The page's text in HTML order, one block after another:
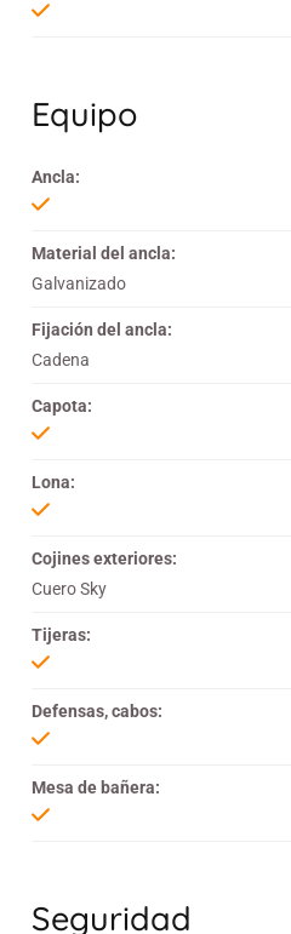
Equipo
Ancla:
Material del ancla:
Galvanizado
Fijación del ancla:
Cadena
Capota:
Lona:
Cojines exteriores:
Cuero Sky
Tijeras:
Defensas, cabos:
Mesa de bañera:
Seguridad